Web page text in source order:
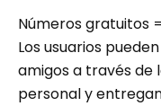
Números gratuitos
Los usuarios
amigos a través de
personal y